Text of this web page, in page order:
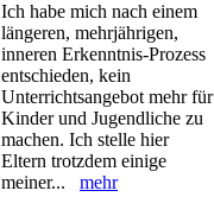
Ich habe mich nach einem
längeren, mehrjährigen,
inneren Erkenntnis-Prozess
entschieden, kein
Unterrichtsangebot mehr für
Kinder und Jugendliche zu
machen. Ich stelle hier
Eltern trotzdem einige
meiner... mehr